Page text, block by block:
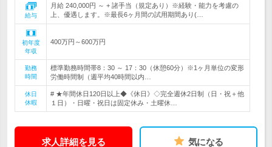
給与
月給 240,000円 ～ + 諸手当（規定あり）※経験・能力を考慮の
上、優遇します。※最長6ヶ月間の試用期間あり(…
初年度
年収
400万円～600万円
勤務
時間
標準勤務時間帯8：30 ～ 17：30（休憩60分）※1ヶ月単位の変形
労働時間制（週平均40時間以内…
休日
休暇
# ★年間休日120日以上◆《休日》◇完全週休2日制（日・祝＋他
１日）・日曜・祝日は固定休み・土曜休…
求人詳細を見る 気になる